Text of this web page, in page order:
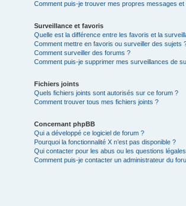
Comment puis-je trouver mes propres messages et
Surveillance et favoris
Quelle est la différence entre les favoris et la
Comment mettre en favoris ou surveiller des sujets
Comment surveiller des forums ?
Comment puis-je supprimer mes surveillances de
Fichiers joints
Quels fichiers joints sont autorisés sur ce forum ?
Comment trouver tous mes fichiers joints ?
Concernant phpBB
Qui a développé ce logiciel de forum ?
Pourquoi la fonctionnalité X n’est pas disponible ?
Qui contacter pour les abus ou les questions
Comment puis-je contacter un administrateur du